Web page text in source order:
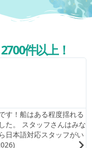
件以上！
す！船はある程度揺れる
た。 スタッフさんはみな
日本語対応スタッフがい